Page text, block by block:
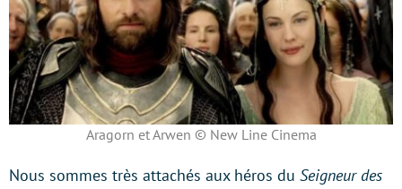
Aragorn et Arwen © New Line Cinema
Nous sommes très attachés aux héros du Seigneur des